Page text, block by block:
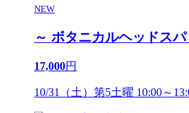
NEW
～ ボタニカルヘッドス
17,000円
10/31（土）第5土曜 10:00～